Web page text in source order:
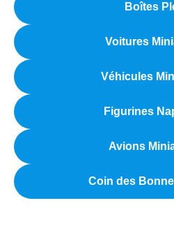
Boîtes
Voitures
Véhicules
Figurines
Avions
Coin des